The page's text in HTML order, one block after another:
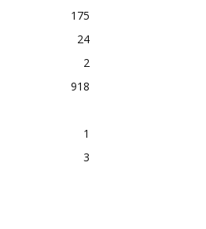
175
24
2
918
1
3